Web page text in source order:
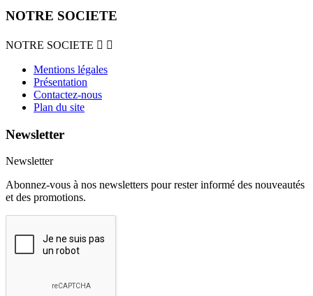
NOTRE SOCIETE
NOTRE SOCIETE  
Mentions légales
Présentation
Contactez-nous
Plan du site
Newsletter
Newsletter
Abonnez-vous à nos newsletters pour rester informé des nouveautés
et des promotions.